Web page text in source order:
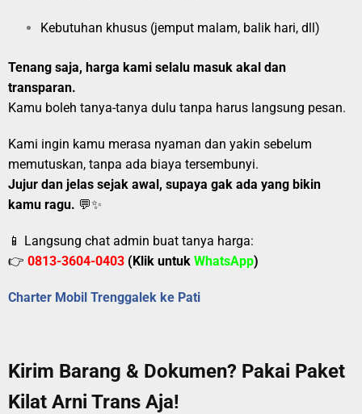
Kebutuhan khusus (jemput malam, balik hari, dll)
Tenang saja, harga kami selalu masuk akal dan
transparan.
Kamu boleh tanya-tanya dulu tanpa harus langsung pesan.
Kami ingin kamu merasa nyaman dan yakin sebelum
memutuskan, tanpa ada biaya tersembunyi.
Jujur dan jelas sejak awal, supaya gak ada yang bikin
kamu ragu. 💬✨
📱 Langsung chat admin buat tanya harga:
👉 0813-3604-0403 (Klik untuk WhatsApp)
Charter Mobil Trenggalek ke Pati
Kirim Barang & Dokumen? Pakai Paket
Kilat Arni Trans Aja!